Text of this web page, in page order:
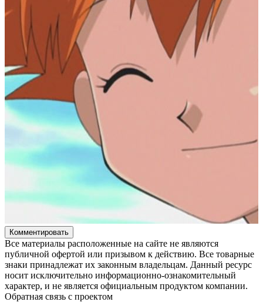
Комментировать
Все материалы расположенные на сайте не являются
публичной офертой или призывом к действию. Все товарные
знаки принадлежат их законным владельцам. Данный ресурс
носит исключительно информационно-ознакомительный
характер, и не является официальным продуктом компании.
Обратная связь с проектом